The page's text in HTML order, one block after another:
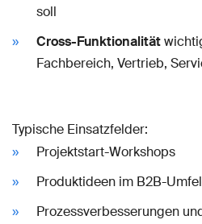
soll
Cross-Funktionalität
Fachbereich, Vertrieb,
Typische Einsatzfelder:
Projektstart-Workshops
Produktideen im B2B-
Prozessverbesserungen